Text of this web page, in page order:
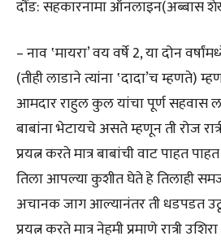
दौंड: सहकारनामा ऑनलाइन(अब्बास
– नाव ‛मायरा’ वय वर्षे 2, या दोन
(तीही लाडाने त्यांना ‛दादा’च म्हणते)
आमदार राहुल कुल यांचा पूर्ण सहवास
बाबांना भेटायचे असते म्हणून ती रोज
प्रयत्न करते मात्र बाबांची वाट पाहत
तिला आपल्या कुशीत घेते हे तिलाही
अचानक जाग आल्यानंतर ती धडपडत
प्रयत्न करते मात्र नेहमी प्रमाणे रात्री